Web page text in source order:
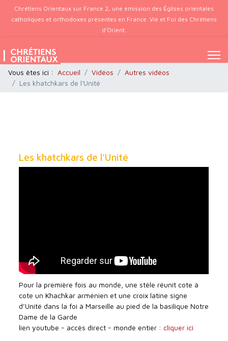
Chrétiens Orientaux sur France 2, une émission des Églises orientales
catholiques et orthodoxes présentes en France. Vie et Foi des Chrétiens
d’Orient.
Vous êtes ici : Accueil Vidéos
Autres vidéos
Les khatchkars de l'Unité
Les khatchkars de l'Unité
Pour la première fois au monde, une stèle réunit cote à
cote un Khachkar arménien et une croix latine signe
d’Unité dans la foi à Marseille au pied de la basilique Notre
Dame de la Garde
lien youtube - accès direct - monde entier : cliquer ici